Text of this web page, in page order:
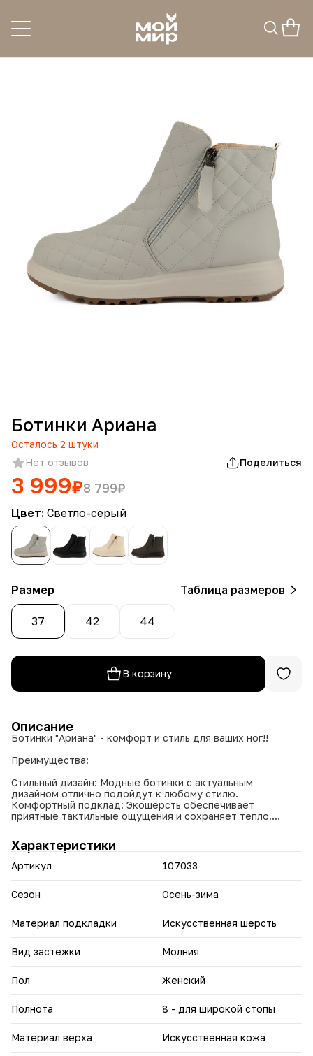
Ботинки Ариана
Осталось 2 штуки
Нет отзывов
Поделиться
3 999₽8 799₽
Цвет: Светло-серый
Размер Таблица размеров
37 42 44
В корзину
Описание
Ботинки "Ариана" - комфорт и стиль для ваших ног!!
Преимущества:
Стильный дизайн: Модные ботинки с актуальным
дизайном отлично подойдут к любому стилю.
Комфортный подклад: Экошерсть обеспечивает
приятные тактильные ощущения и сохраняет тепло.
подойдет для комфортной носки.
Прочный материал: Экокожа отличается
износостойкостью и легкостью в уходе.
Практичный выбор: Ботинки "Ариана" - идеальный вариант
прочному материалу.
комфортно с ботинками "Ариана"!
Характеристики
Артикул 107033
Сезон Осень-зима
Материал подкладки Искусственная шерсть
Вид застежки Молния
Пол Женский
Полнота 8 - для широкой стопы
Материал верха Искусственная кожа